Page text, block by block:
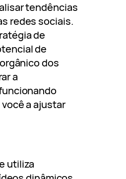
tendências
redes sociais.
de
de
dos
a
a ajustar
utiliza